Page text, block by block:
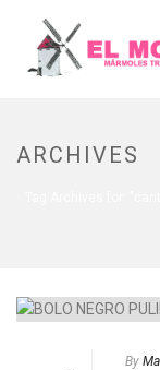
ARCHIVES
By